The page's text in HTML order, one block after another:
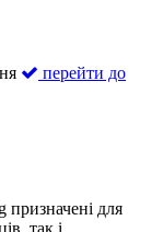
перейти до
для
так і